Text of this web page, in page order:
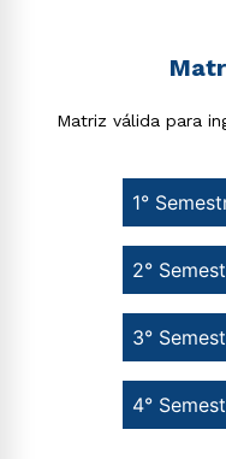
Matriz válida para
1°
4°
3°
2°
Estou de acordo